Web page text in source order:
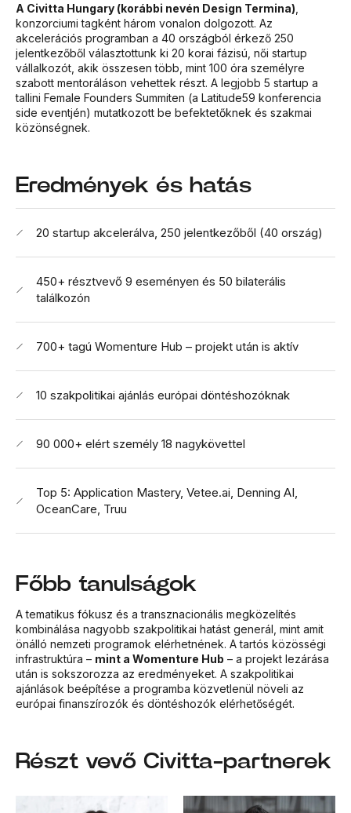
A Civitta Hungary (korábbi nevén Design Termina)
konzorciumi tagként három vonalon dolgozott. Az
akcelerációs programban a 40 országból érkező 250
jelentkezőből választottunk ki 20 korai fázisú, női startup
vállalkozót, akik összesen több, mint 100 óra személyre
szabott mentoráláson vehettek részt. A legjobb 5 startup a
tallini Female Founders Summiten (a Latitude59 konferencia
side eventjén) mutatkozott be befektetőknek és szakmai
közönségnek.
Eredmények és hatás
20 startup akcelerálva, 250 jelentkezőből (40 ország)
450+ résztvevő 9 eseményen és 50 bilaterális
találkozón
700+ tagú Womenture Hub – projekt után is aktív
10 szakpolitikai ajánlás európai döntéshozóknak
90 000+ elért személy 18 nagykövettel
Top 5: Application Mastery, Vetee.ai, Denning AI,
OceanCare, Truu
Főbb tanulságok
A tematikus fókusz és a transznacionális megközelítés
kombinálása nagyobb szakpolitikai hatást generál, mint amit
önálló nemzeti programok elérhetnének. A tartós közösségi
infrastruktúra – mint a Womenture Hub – a projekt lezárása
után is sokszorozza az eredményeket. A szakpolitikai
ajánlások beépítése a programba közvetlenül növeli az
európai finanszírozók és döntéshozók elérhetőségét.
Részt vevő Civitta-partnerek